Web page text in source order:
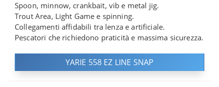
Spoon, minnow, crankbait, vib e metal jig.
Trout Area, Light Game e spinning.
Collegamenti affidabili tra lenza e artificiale.
Pescatori che richiedono praticità e massima sicurezza.
YARIE 558 EZ LINE SNAP